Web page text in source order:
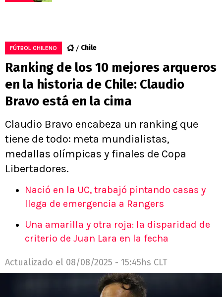
FÚTBOL CHILENO Chile
Ranking de los 10 mejores arqueros
en la historia de Chile: Claudio
Bravo está en la cima
Claudio Bravo encabeza un ranking que
tiene de todo: meta mundialistas,
medallas olímpicas y finales de Copa
Libertadores.
Nació en la UC, trabajó pintando casas y
llega de emergencia a Rangers
Una amarilla y otra roja: la disparidad de
criterio de Juan Lara en la fecha
Actualizado el 08/08/2025 - 15:45hs CLT